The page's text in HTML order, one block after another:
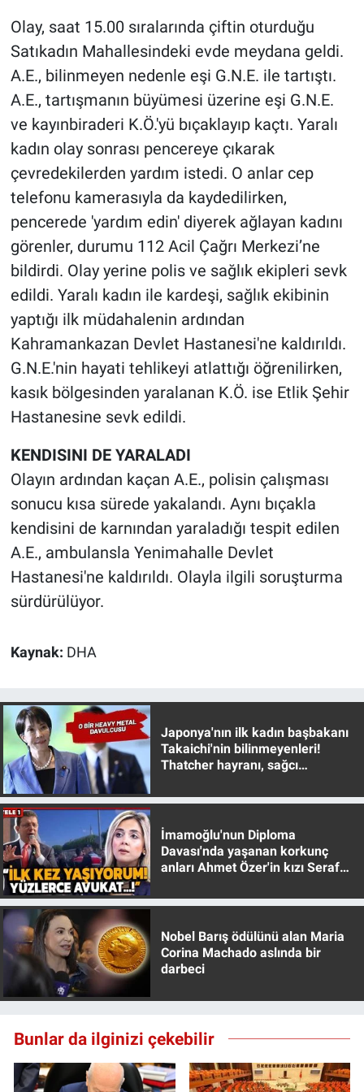
Olay, saat 15.00 sıralarında çiftin oturduğu
Satıkadın Mahallesindeki evde meydana geldi.
A.E., bilinmeyen nedenle eşi G.N.E. ile tartıştı.
A.E., tartışmanın büyümesi üzerine eşi G.N.E.
ve kayınbiraderi K.Ö.'yü bıçaklayıp kaçtı. Yaralı
kadın olay sonrası pencereye çıkarak
çevredekilerden yardım istedi. O anlar cep
telefonu kamerasıyla da kaydedilirken,
pencerede 'yardım edin' diyerek ağlayan kadını
görenler, durumu 112 Acil Çağrı Merkezi’ne
bildirdi. Olay yerine polis ve sağlık ekipleri sevk
edildi. Yaralı kadın ile kardeşi, sağlık ekibinin
yaptığı ilk müdahalenin ardından
Kahramankazan Devlet Hastanesi'ne kaldırıldı.
G.N.E.'nin hayati tehlikeyi atlattığı öğrenilirken,
kasık bölgesinden yaralanan K.Ö. ise Etlik Şehir
Hastanesine sevk edildi.
KENDISINI DE YARALADI
Olayın ardından kaçan A.E., polisin çalışması
sonucu kısa sürede yakalandı. Aynı bıçakla
kendisini de karnından yaraladığı tespit edilen
A.E., ambulansla Yenimahalle Devlet
Hastanesi'ne kaldırıldı. Olayla ilgili soruşturma
sürdürülüyor.
Kaynak: DHA
Japonya'nın ilk kadın başbakanı
Takaichi'nin bilinmeyenleri!
Thatcher hayranı, sağcı
İmamoğlu'nun Diploma
Davası'nda yaşanan korkunç
anları Ahmet Özer'in kızı Seraf
Nobel Barış ödülünü alan Maria
Corina Machado aslında bir
darbeci
Bunlar da ilginizi çekebilir
Gündem Özel
Günün görüntüsü
Haber
İlan
Kimdir
Koronavirüs
Kültür Sanat
Ne demişti
Nedir
Popüler
Programlar
Sağlık
Spor
Teknoloji
Türkiye'nin Gündemi
Yerel Gündem
Yerel Yaşam
Canlı Yayın